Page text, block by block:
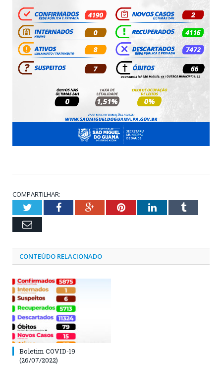
COMPARTILHAR:
TwitterFacebookGoogle+PinterestLinkedInTumblr
Email
CONTEÚDO RELACIONADO
Boletim COVID-19
(26/07/2022)